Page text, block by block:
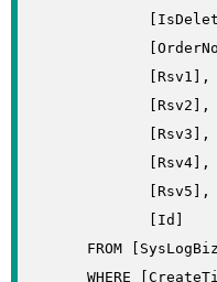
[Rsv1],
[Rsv2],
[Rsv3],
[Rsv4],
[Rsv5],
[Id]
FROM
WHERE